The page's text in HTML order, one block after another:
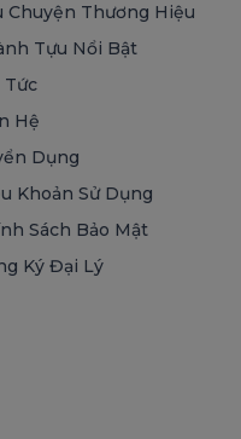
Chuyện Thương Hiệu
Tựu Nổi Bật
Tức
Hệ
Dụng
Khoản Sử Dụng
Sách Bảo Mật
Ký Đại Lý